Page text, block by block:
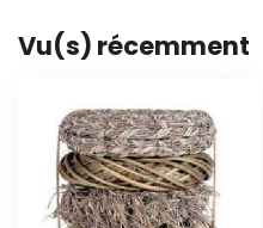
Vu(s) récemment